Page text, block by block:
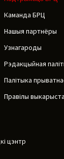
Каманда БРЦ
Нашыя партнёры
Узнагароды
Рэдакцыйная
Палітыка
Правілы
цэнтр